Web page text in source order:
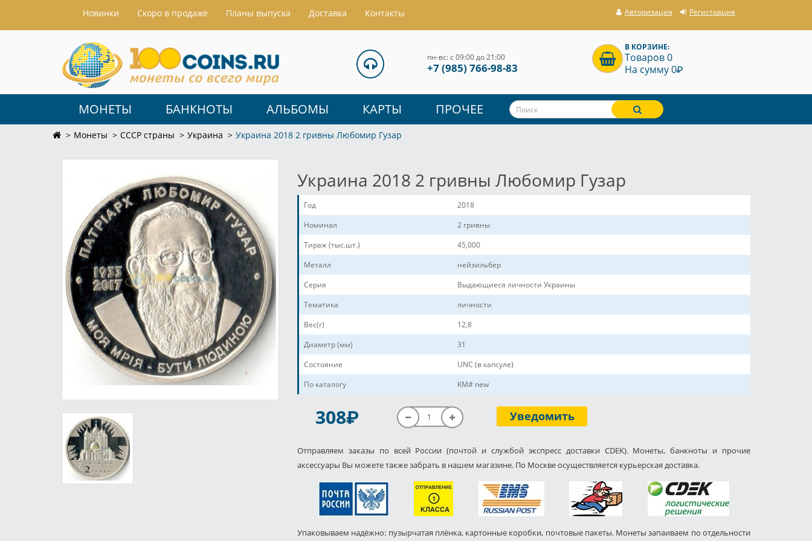
Hовинки Скоро в продаже Планы выпуска Доставка Контакты Авторизация Регистрация
пн-вс: с 09:00 до 21:00
+7 (985) 766-98-83
В КОРЗИНЕ:
Товаров 0
На сумму 0P
МОНЕТЫ БАНКНОТЫ АЛЬБОМЫ КАРТЫ ПРОЧЕЕ
Монеты СССР страны Украина Украина 2018 2 гривны Любомир Гузар
Украина 2018 2 гривны Любомир Гузар
Год
2018
Номинал
2 гривны
Тираж (тыс.шт.)
45,000
Металл
нейзильбер
Серия
Выдающиеся личности Украины
Тематика
личности
Вес(г)
12,8
Диаметр (мм)
31
Состояние
UNC (в капсуле)
По каталогу
KM# new
308P Уведомить
Отправляем заказы по всей России (почтой и службой экспресс доставки CDEK). Монеты, банкноты и прочие
аксессуары Вы можете также забрать в нашем магазине. По Москве осуществляется курьерская доставка.
Упаковываем надёжно: пузырчатая плёнка, картонные коробки, почтовые пакеты. Монеты запаиваем по отдельности